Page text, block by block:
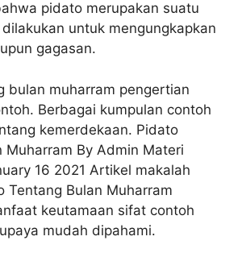
pidato merupakan suatu
untuk mengungkapkan
gagasan.
bulan muharram pengertian
Berbagai kumpulan contoh
kemerdekaan. Pidato
Muharram By Admin Materi
16 2021 Artikel makalah
Tentang Bulan Muharram
keutamaan sifat contoh
mudah dipahami.